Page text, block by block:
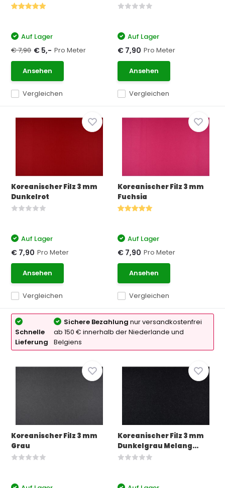
Vergleichen
Auf Lager
€ 7,90 € 5,- Pro Meter
Ansehen
Vergleichen
Auf Lager
€ 7,90 Pro Meter
Ansehen
Koreanischer Filz 3 mm
Dunkelrot
Vergleichen
Auf Lager
€ 7,90 Pro Meter
Ansehen
Koreanischer Filz 3 mm
Fuchsia
Vergleichen
Auf Lager
€ 7,90 Pro Meter
Ansehen
Schnelle
Lieferung
Sichere Bezahlung nur versandkostenfrei
ab 150 € innerhalb der Niederlande und
Belgiens
Koreanischer Filz 3 mm
Grau
Koreanischer Filz 3 mm
Dunkelgrau Melang...